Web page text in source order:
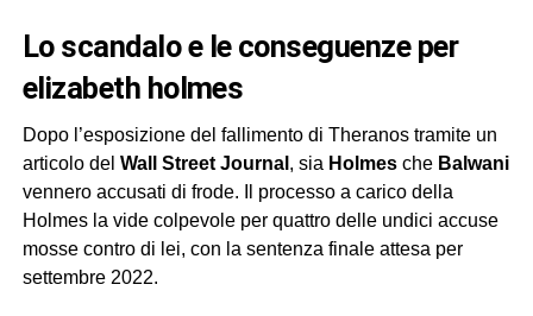
lo scandalo e le conseguenze per
elizabeth holmes
Dopo l’esposizione del fallimento di Theranos tramite un
articolo del Wall Street Journal , sia Holmesche Balwani
vennero accusati di frode. Il processo a carico della
Holmes la vide colpevole per quattro delle undici accuse
mosse contro di lei, con la sentenza finale attesa per
settembre 2022.